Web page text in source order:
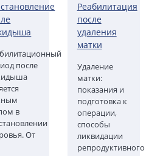
после
в
От
Реабилитация
после
удаления
матки
Удаление
матки:
показания и
подготовка к
операции,
способы
ликвидации
репродуктивного